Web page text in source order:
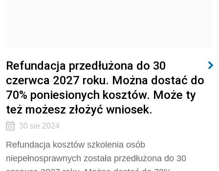
Refundacja przedłużona do 30
czerwca 2027 roku. Można dostać do
70% poniesionych kosztów. Może ty
też możesz złożyć wniosek.
30 sie 2024
Refundacja kosztów szkolenia osób
niepełnosprawnych została przedłużona do 30